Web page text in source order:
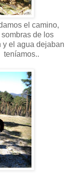
el camino,
de los
y el agua dejaban
teníamos..